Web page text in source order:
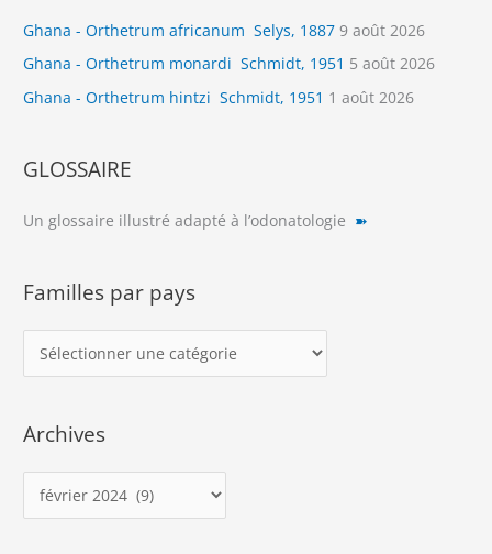
Ghana - Orthetrum africanum Selys, 1887 9 août 2026
Ghana - Orthetrum monardi Schmidt, 1951 5 août 2026
Ghana - Orthetrum hintzi Schmidt, 1951 1 août 2026
GLOSSAIRE
Un glossaire illustré adapté à l’odonatologie ➽
Familles par pays
a
i
e
Archives
r